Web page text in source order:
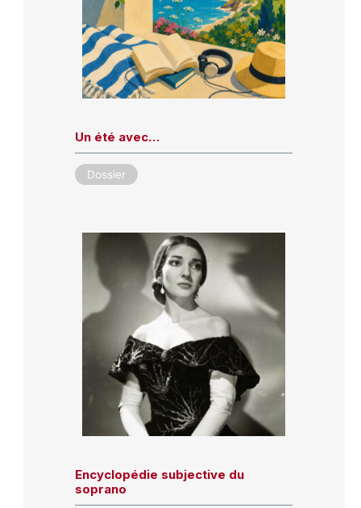
Un été avec…
Dossier
Encyclopédie subjective du
soprano